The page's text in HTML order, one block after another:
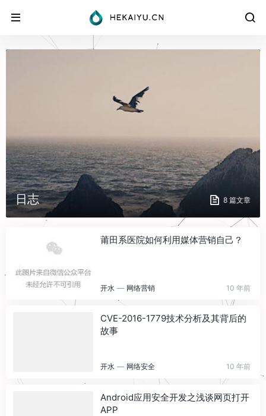
日志 8 篇文章
莆田系医院如何利用媒体营销自己？
开水 — 网络营销 10 年前
CVE-2016-1779技术分析及其背后的
故事
开水 — 网络安全 10 年前
Android应用安全开发之浅谈网页打开
APP